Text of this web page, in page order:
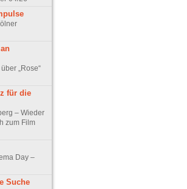
„Rose“
für die
– Wieder
zum Film
Day –
Suche